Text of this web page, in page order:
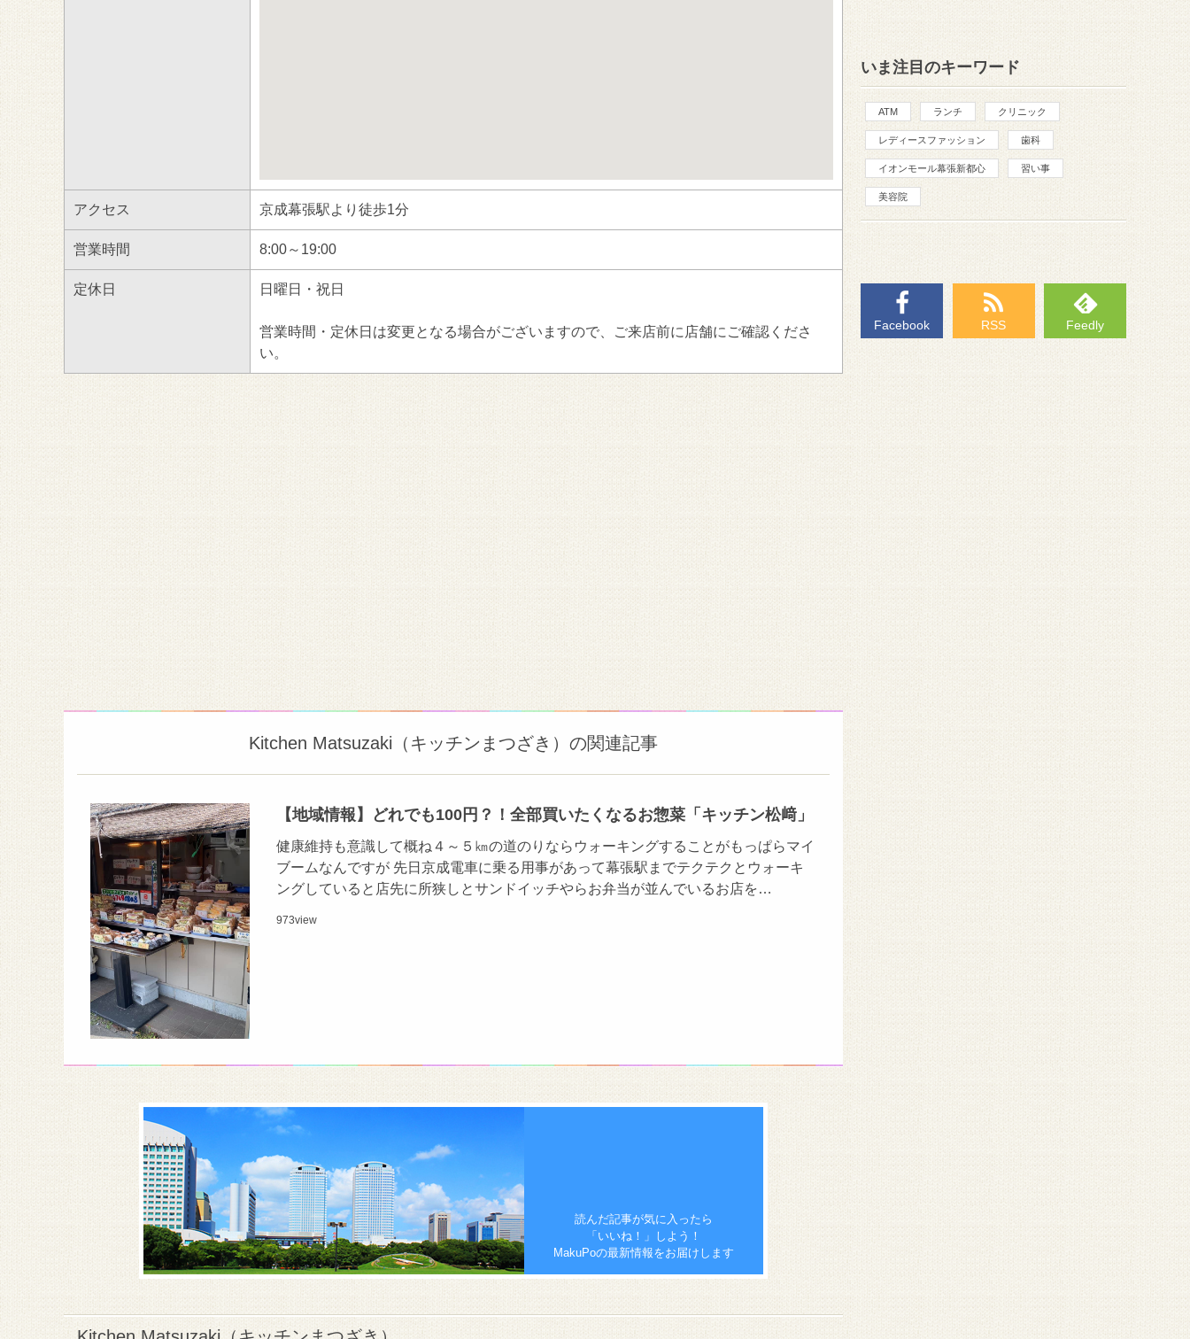
アクセス 京成幕張駅より徒歩1分
営業時間 8:00～19:00
定休日 日曜日・祝日
営業時間・定休日は変更となる場合がございますので、ご来店前に店舗にご確認くださ
い。
Kitchen Matsuzaki（キッチンまつざき）の関連記事
【地域情報】どれでも100円？！全部買いたくなるお惣菜「キッチン松﨑」
健康維持も意識して概ね４～５㎞の道のりならウォーキングすることがもっぱらマイ
ブームなんですが 先日京成電車に乗る用事があって幕張駅までテクテクとウォーキ
ングしていると店先に所狭しとサンドイッチやらお弁当が並んでいるお店を…
973view
読んだ記事が気に入ったら
「いいね！」しよう！
MakuPoの最新情報をお届けします
いま注目のキーワード
ATM ランチ クリニック
レディースファッション 歯科
イオンモール幕張新都心 習い事
美容院
Facebook RSS Feedly